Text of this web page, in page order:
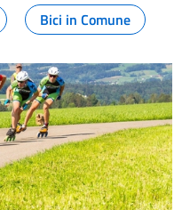
Bici in Comune